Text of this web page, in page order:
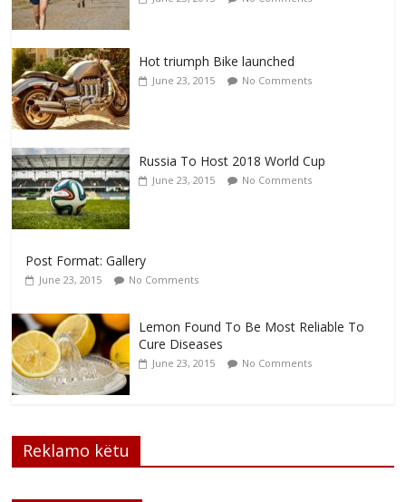
Hot triumph Bike launched
June 23, 2015 No Comments
Russia To Host 2018 World Cup
June 23, 2015 No Comments
Post Format: Gallery
June 23, 2015 No Comments
Lemon Found To Be Most Reliable To
Cure Diseases
June 23, 2015 No Comments
Reklamo këtu